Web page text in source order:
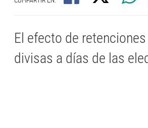
El efecto de
divisas a días de las